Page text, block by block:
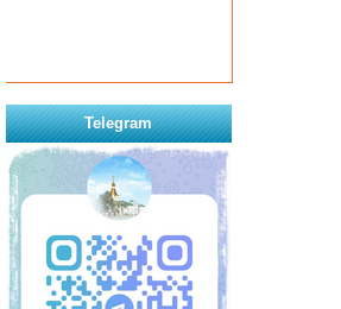
Telegram